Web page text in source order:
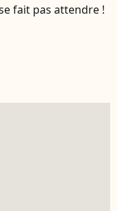
fait pas attendre !